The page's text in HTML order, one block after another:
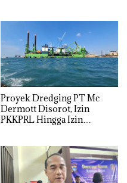
Proyek Dredging PT Mc
Dermott Disorot, Izin
PKKPRL Hingga Izin